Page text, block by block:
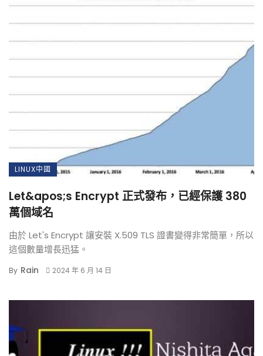
LINUX中國
Let&apos;s Encrypt 正式發布，已經保護 380
萬個域名
由於 Let's Encrypt 讓安裝 X.509 TLS 證書變得非常簡單，所以
這個數量增長迅猛。
By Rain 2024 年 6 月 14 日